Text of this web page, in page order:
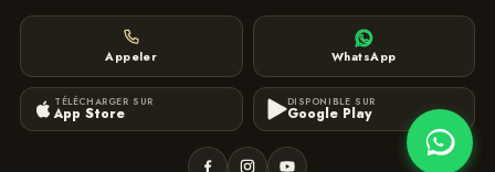
Appeler WhatsApp
TÉLÉCHARGER SUR
App Store
DISPONIBLE SUR
Google Play